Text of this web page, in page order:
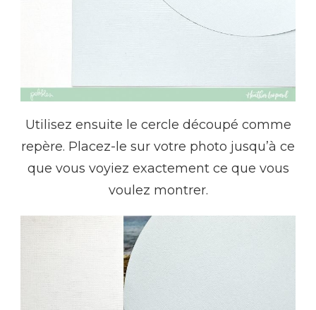
Utilisez ensuite le cercle découpé comme
repère. Placez-le sur votre photo jusqu’à ce
que vous voyiez exactement ce que vous
voulez montrer.